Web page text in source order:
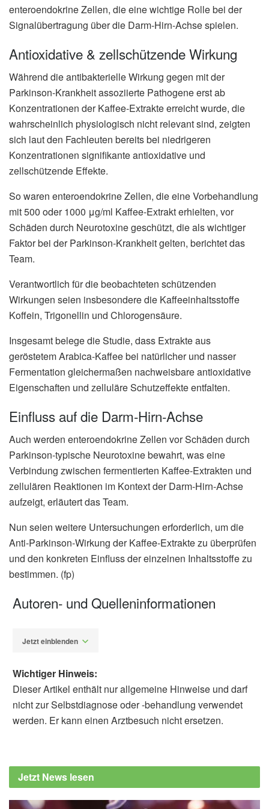
enteroendokrine Zellen, die eine wichtige Rolle bei der
Signalübertragung über die Darm-Hirn-Achse spielen.
Antioxidative & zellschützende Wirkung
Während die antibakterielle Wirkung gegen mit der
Parkinson-Krankheit assoziierte Pathogene erst ab
Konzentrationen der Kaffee-Extrakte erreicht wurde, die
wahrscheinlich physiologisch nicht relevant sind, zeigten
sich laut den Fachleuten bereits bei niedrigeren
Konzentrationen signifikante antioxidative und
zellschützende Effekte.
So waren enteroendokrine Zellen, die eine Vorbehandlung
mit 500 oder 1000 μg/ml Kaffee-Extrakt erhielten, vor
Schäden durch Neurotoxine geschützt, die als wichtiger
Faktor bei der Parkinson-Krankheit gelten, berichtet das
Team.
Verantwortlich für die beobachteten schützenden
Wirkungen seien insbesondere die Kaffeeinhaltsstoffe
Koffein, Trigonellin und Chlorogensäure.
Insgesamt belege die Studie, dass Extrakte aus
geröstetem Arabica-Kaffee bei natürlicher und nasser
Fermentation gleichermaßen nachweisbare antioxidative
Eigenschaften und zelluläre Schutzeffekte entfalten.
Einfluss auf die Darm-Hirn-Achse
Auch werden enteroendokrine Zellen vor Schäden durch
Parkinson-typische Neurotoxine bewahrt, was eine
Verbindung zwischen fermentierten Kaffee-Extrakten und
zellulären Reaktionen im Kontext der Darm-Hirn-Achse
aufzeigt, erläutert das Team.
Nun seien weitere Untersuchungen erforderlich, um die
Anti-Parkinson-Wirkung der Kaffee-Extrakte zu überprüfen
und den konkreten Einfluss der einzelnen Inhaltsstoffe zu
bestimmen. (fp)
Autoren- und Quelleninformationen
Jetzt einblenden
Virgilio-da-Silva, Jaqueline Sousa Correia,
Matheus Péricles Silva Láscaris, Jhonathan
Wichtiger Hinweis:
Dieser Artikel enthält nur allgemeine Hinweise und darf
nicht zur Selbstdiagnose oder -behandlung verwendet
werden. Er kann einen Arztbesuch nicht ersetzen.
Jetzt News lesen